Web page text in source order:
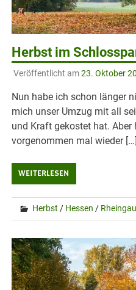
Herbst im
Veröffentlicht am23. Oktober
Nun habe ich schon länger
mich unser Umzug mit all
und Kraft gekostet hat. Aber
vorgenommen mal wieder […]
WEITERLESEN
Herbst / Hessen / Rheingau